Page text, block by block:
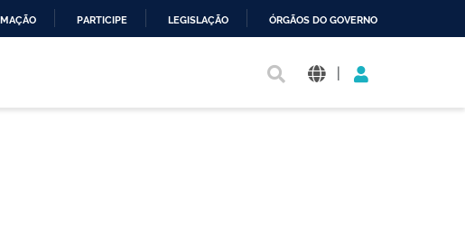
PARTICIPE LEGISLAÇÃO ÓRGÃOS DO GOVERNO
|